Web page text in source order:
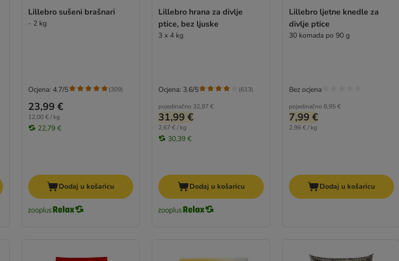
Lillebro sušeni brašnari
- 2 kg
23,99 €
12,00 € / kg
22,79 €
Ocjena: 4.7/5 (309)
Dodaj u košaricu
Lillebro hrana za divlje
ptice, bez ljuske
3 x 4 kg
pojedinačno 32,97 €
31,99 €
2,67 € / kg
30,39 €
Ocjena: 3.6/5 (613)
Dodaj u košaricu
Lillebro ljetne knedle za
divlje ptice
30 komada po 90 g
pojedinačno 8,95 €
7,99 €
2,96 € / kg
Bez ocjena
Dodaj u košaricu